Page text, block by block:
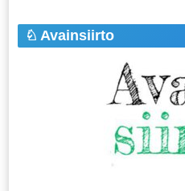
Avainsiirto